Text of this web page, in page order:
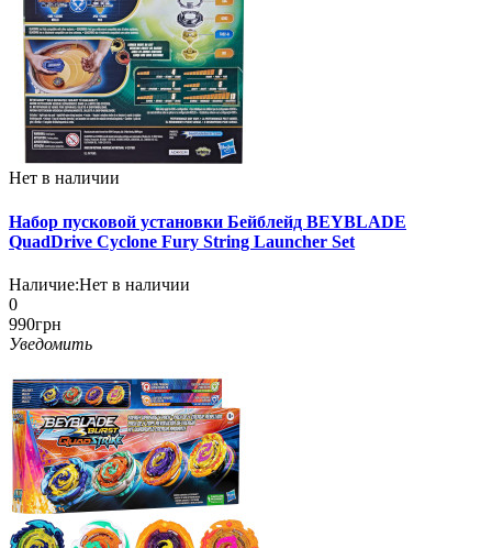
Нет в наличии
Набор пусковой установки Бейблейд BEYBLADE
QuadDrive Cyclone Fury String Launcher Set
Наличие:Нет в наличии
0
990грн
Уведомить